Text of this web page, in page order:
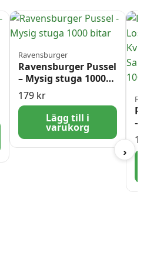
Ravensburger
Ravensburger Pussel
– Mysig stuga 1000
bitar
179 kr
Lägg till i
varukorg
–
›